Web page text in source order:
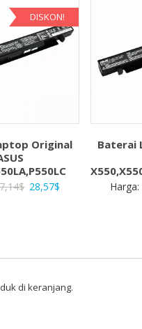
28,57$.
DISKON!
Original
$ Harga
28,57$
28,57$.
Baterai
Harga:
di keranjang.